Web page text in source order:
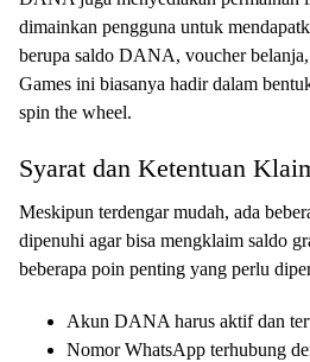
dimainkan pengguna untuk
berupa saldo DANA, voucher
Games ini biasanya hadir dalam
spin the wheel.
Syarat dan Ketentuan
Meskipun terdengar mudah, ada
dipenuhi agar bisa mengklaim saldo
beberapa poin penting yang perlu
Akun DANA harus aktif dan
Nomor WhatsApp terhubung